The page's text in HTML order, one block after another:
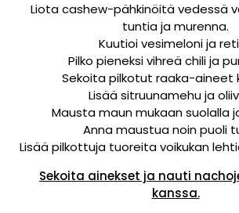
Liota cashew-pähkinöitä vedessä
tuntia ja murenna.
Kuutioi vesimeloni ja
Pilko pieneksi vihreä chili ja
Sekoita pilkotut raaka-aineet
Lisää sitruunamehu ja
Mausta maun mukaan suolalla
Anna maustua noin puoli
Lisää pilkottuja tuoreita voikukan
Sekoita ainekset ja nauti
kanssa.